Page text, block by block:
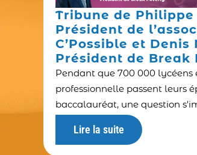
Tribune de Philippe
Président de
C’Possible et Denis
Président de Break
Pendant que 700 000
professionnelle passent leurs
baccalauréat, une question
sera là pour eux à la sortie ? Et
question pose celle de la
Lire la suite